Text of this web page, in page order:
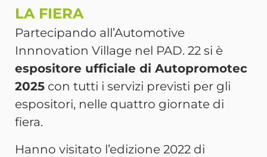
LA FIERA
Partecipando all’Automotive
Innnovation Village nel PAD. 22 si è
espositore ufficiale di Autopromotec
2025 con tutti i servizi previsti per gli
espositori, nelle quattro giornate di
fiera.
Hanno visitato l’edizione 2022 di